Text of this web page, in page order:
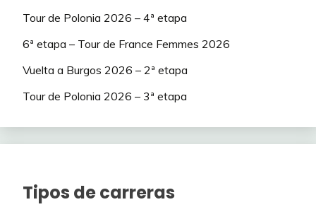
Tour de Polonia 2026 – 4ª etapa
6ª etapa – Tour de France Femmes 2026
Vuelta a Burgos 2026 – 2ª etapa
Tour de Polonia 2026 – 3ª etapa
Tipos de carreras